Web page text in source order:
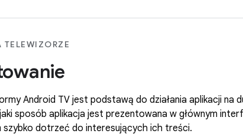
Android TV jest podstawą do działania aplikacji na
sposób aplikacja jest prezentowana w głównym
szybko dotrzeć do interesujących ich treści.